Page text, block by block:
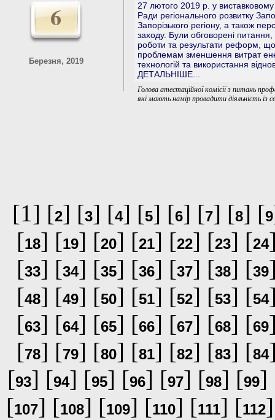
6
Березня, 2019
27 лютого 2019 p. у
Ради регіонального розвитку
Запорізького регіону, а також
заходу. Були обговорені питання,
роботи та результати реформ, що
проблемам зменшення витрат
технологій та використання
ДЕТАЛЬНІШЕ...
Голова атестаційної комісії з питань
які мають намір провадити діяльність із
[1] [2] [3] [4] [5] [6] [7] [8] [9
[18] [19] [20] [21] [22] [23] [24
[33] [34] [35] [36] [37] [38] [39
[48] [49] [50] [51] [52] [53] [54
[63] [64] [65] [66] [67] [68] [69
[78] [79] [80] [81] [82] [83] [84
[93] [94] [95] [96] [97] [98] [99]
[107] [108] [109] [110] [111] [112